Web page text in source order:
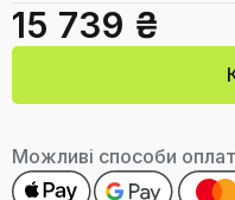
15 739 ₴
Можливі способи